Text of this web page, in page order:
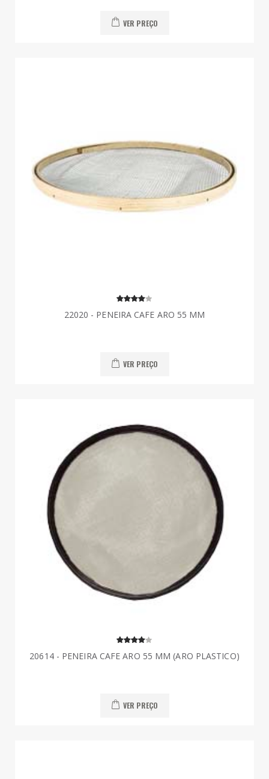
VER PREÇO
22020 - PENEIRA CAFE ARO 55 MM
VER PREÇO
20614 - PENEIRA CAFE ARO 55 MM (ARO PLASTICO)
VER PREÇO